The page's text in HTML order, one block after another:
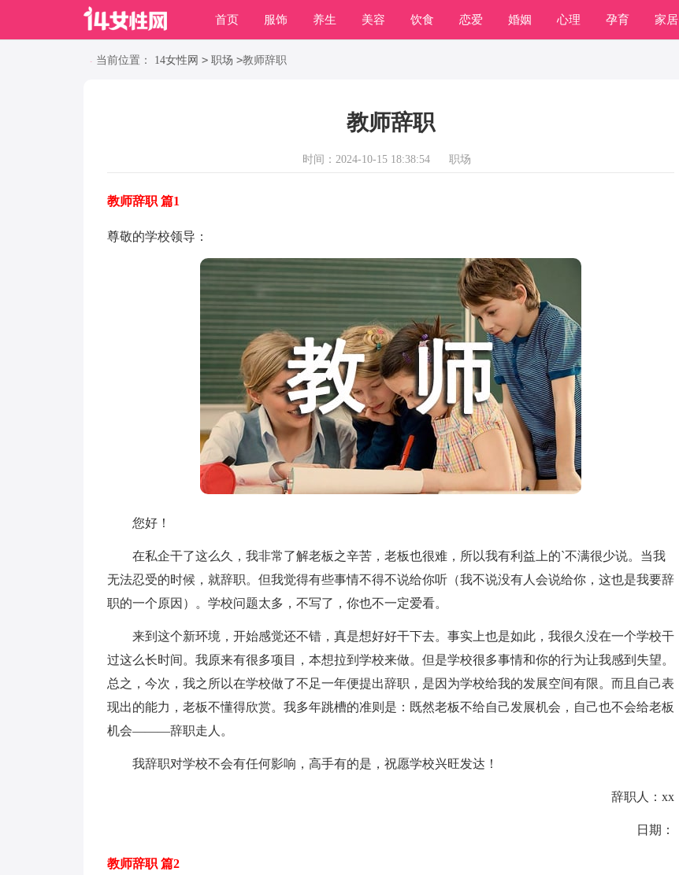
首页 服饰 养生 美容 饮食 恋爱 婚姻 心理 孕育 家居
职场 动物
当前位置： 14女性网 > 职场 >教师辞职
教师辞职
时间：2024-10-15 18:38:54 职场
教师辞职 篇1
尊敬的学校领导：
您好！
在私企干了这么久，我非常了解老板之辛苦，老板也很难，所以我有利益上的`不满很少说。当我
无法忍受的时候，就辞职。但我觉得有些事情不得不说给你听（我不说没有人会说给你，这也是我要辞
职的一个原因）。学校问题太多，不写了，你也不一定爱看。
来到这个新环境，开始感觉还不错，真是想好好干下去。事实上也是如此，我很久没在一个学校干
过这么长时间。我原来有很多项目，本想拉到学校来做。但是学校很多事情和你的行为让我感到失望。
总之，今次，我之所以在学校做了不足一年便提出辞职，是因为学校给我的发展空间有限。而且自己表
现出的能力，老板不懂得欣赏。我多年跳槽的准则是：既然老板不给自己发展机会，自己也不会给老板
机会———辞职走人。
我辞职对学校不会有任何影响，高手有的是，祝愿学校兴旺发达！
辞职人：xx
日期：
教师辞职 篇2